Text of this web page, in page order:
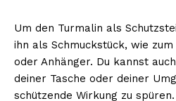
Um den Turmalin als
ihn als Schmuckstück, wie
oder Anhänger. Du kannst
deiner Tasche oder deiner
schützende Wirkung zu